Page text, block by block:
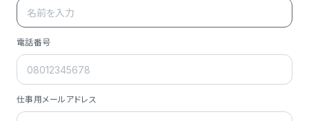
電話番号
仕事用メールアドレス